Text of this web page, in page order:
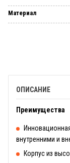
Материал
ОПИСАНИЕ
Преимущества
внутренними и
Корпус из